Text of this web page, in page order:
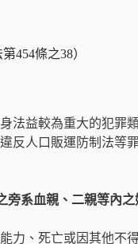
454條之38）
法益較為重大的犯罪
反人口販運防制法等
旁系血親、二親等內
力、死亡或因其他不